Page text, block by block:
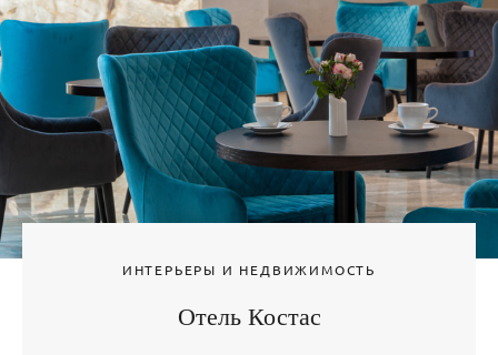
ИНТЕРЬЕРЫ И НЕДВИЖИМОСТЬ
Отель Костас